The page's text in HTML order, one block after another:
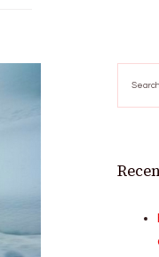
for: